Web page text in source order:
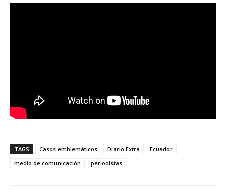
TAGS Casos emblemáticos Diario Extra
Ecuador
medio de comunicación
periodistas